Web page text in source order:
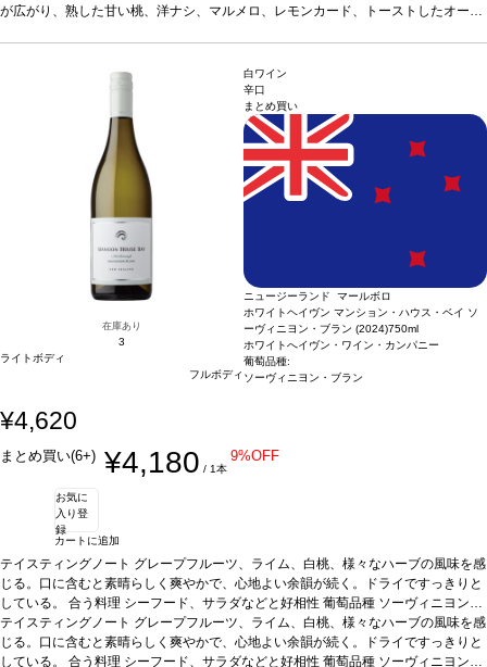
ト野菜、山羊のチーズやグリュイエールなどと好相性、またアペリティフにも最適
が広がり、熟した甘い桃、洋ナシ、マルメロ、レモンカード、トーストしたオーク
ト野菜、山羊のチーズやグリュイエールなどと好相性、またアペリティフにも最適
サスティナブル認証SWNZ認証
場合、在庫があり価格が同様の場合は自動的に次のヴィンテージに変更されます、
在庫あり
3
ライトボディ
フルボディ
白ワイン
辛口
まとめ買い
ニュージーランド マールボロ
ホワイトヘイヴン マンション・ハウス・ベイ ソ
ーヴィニヨン・ブラン (2024)750ml
ホワイトへイヴン・ワイン・カンパニー
葡萄品種:
ソーヴィニヨン・ブラン
¥4,620
まとめ買い(6+) ¥4,180 / 1本
9%OFF
お気に
入り登
録
カートに追加
テイスティングノート グレープフルーツ、ライム、白桃、様々なハーブの風味を感
じる。口に含むと素晴らしく爽やかで、心地よい余韻が続く。ドライですっきりと
している。 合う料理 シーフード、サラダなどと好相性 葡萄品種 ソーヴィニヨン・
ブラン 100%認証SWNZ/AMW認証*本ヴィンテージが在庫切れの場合、在庫があ
り価格が同様の場合は自動的に次のヴィンテージに変更されます、ご了承くださ
い。
テイスティングノート グレープフルーツ、ライム、白桃、様々なハーブの風味を感
じる。口に含むと素晴らしく爽やかで、心地よい余韻が続く。ドライですっきりと
している。 合う料理 シーフード、サラダなどと好相性 葡萄品種 ソーヴィニヨン・